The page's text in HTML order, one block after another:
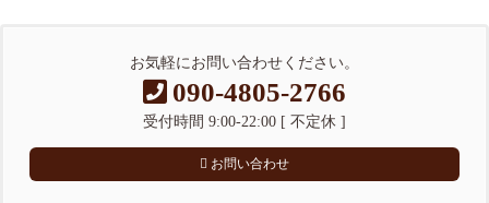
お気軽にお問い合わせください。
090-4805-2766
受付時間 9:00-22:00 [ 不定休 ]
お問い合わせ